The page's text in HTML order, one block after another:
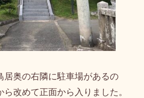
居奥の右隣に駐車場があるの
改めて正面から入りました。